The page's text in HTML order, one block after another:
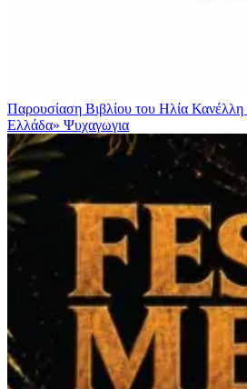
Παρουσίαση Βιβλίου του Ηλία Κανέλλη
Ελλάδα» Ψυχαγωγια